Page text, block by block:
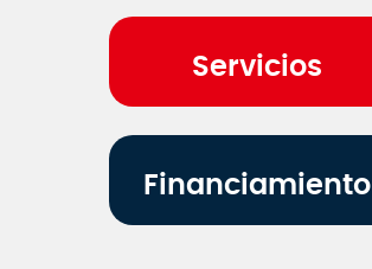
Servicios
Financiamiento